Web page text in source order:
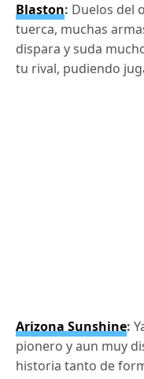
Blaston: Duelos del
tuerca, muchas
dispara y suda
tu rival, pudiendo
Arizona Sunshine:
pionero y aun muy
historia tanto de